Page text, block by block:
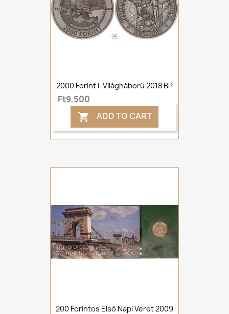
2000 Forint I. Világháború 2018 BP
Ft9,500
 ADD TO CART
200 Forintos Első Napi Veret 2009